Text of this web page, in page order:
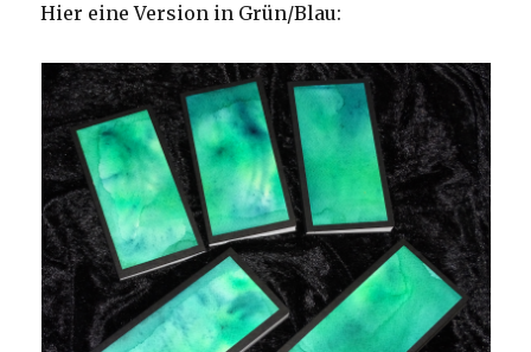
Hier eine Version in Grün/Blau: